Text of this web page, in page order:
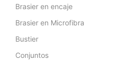
Brasier en encaje
Brasier en Microfibra
Bustier
Conjuntos